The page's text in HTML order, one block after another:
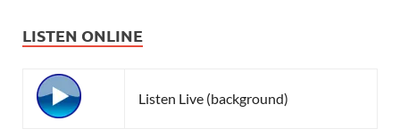
LISTEN ONLINE
Listen Live (background)